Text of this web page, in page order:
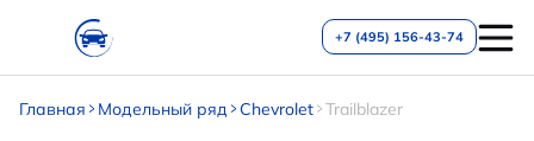
+7 (495) 156-43-74
Главная Модельный ряд Chevrolet Trailblazer